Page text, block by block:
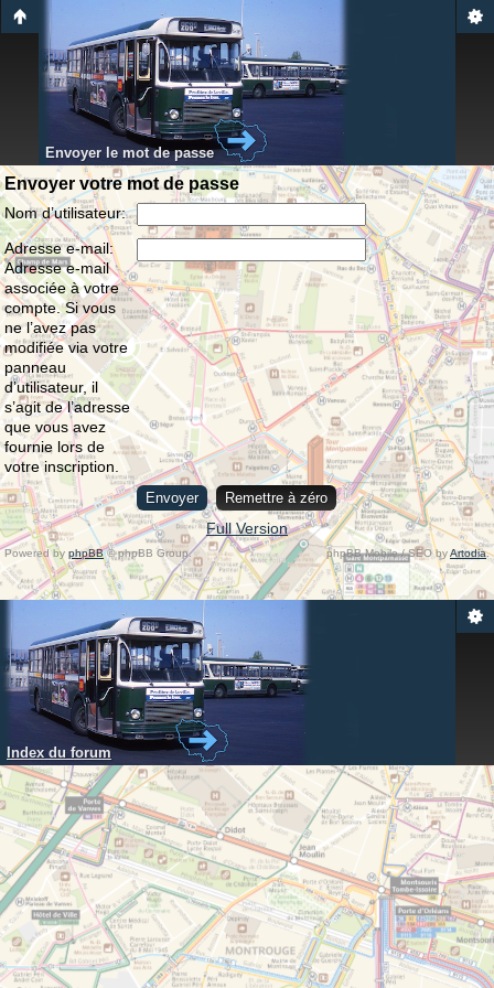
Envoyer le mot de passe
Envoyer votre mot de passe
Nom d’utilisateur:
Adresse e-mail:
Adresse e-mail
associée à votre
compte. Si vous
ne l’avez pas
modifiée via votre
panneau
d’utilisateur, il
s’agit de l’adresse
que vous avez
fournie lors de
votre inscription.
Full Version
Powered by phpBB© phpBB Group. phpBB Mobile / SEO byArtodia.
Index du forum